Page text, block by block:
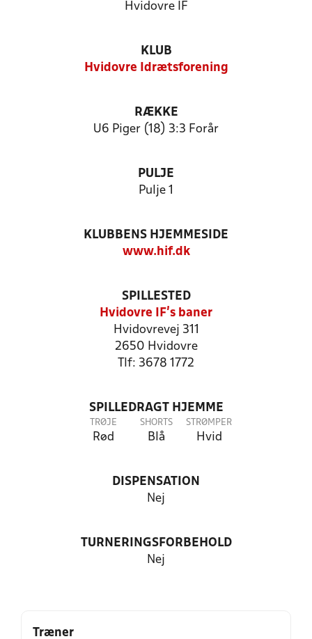
Hvidovre IF
KLUB
Hvidovre Idrætsforening
RÆKKE
U6 Piger (18) 3:3 Forår
PULJE
Pulje 1
KLUBBENS HJEMMESIDE
www.hif.dk
SPILLESTED
Hvidovre IF's baner
Hvidovrevej 311
2650 Hvidovre
Tlf: 3678 1772
SPILLEDRAGT HJEMME
TRØJE
Rød
SHORTS
Blå
STRØMPER
Hvid
DISPENSATION
Nej
TURNERINGSFORBEHOLD
Nej
Træner